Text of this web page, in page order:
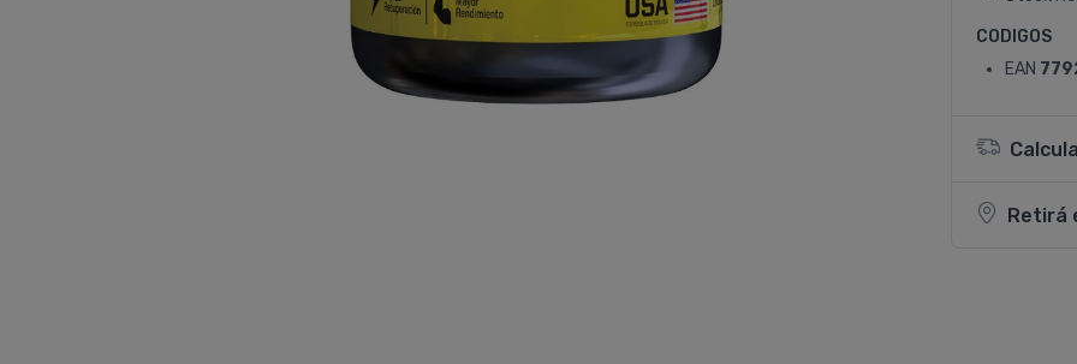
CODIGOS
EAN
Retirá